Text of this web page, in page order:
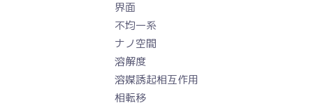
界面
不均一系
ナノ空間
溶解度
溶媒誘起相互作用
相転移